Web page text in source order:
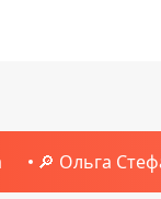
🔎 Ольга